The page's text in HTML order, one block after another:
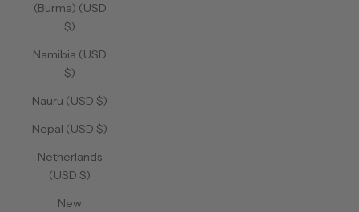
(Burma) (USD
$)
Namibia (USD
$)
Nauru (USD $)
Nepal (USD $)
Netherlands
(USD $)
New